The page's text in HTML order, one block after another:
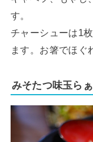
す。
チャーシューは1
ます。お箸でほぐ
みそたつ味玉らぁ